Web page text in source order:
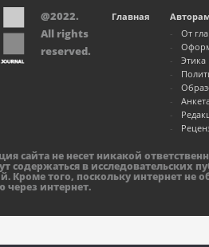
Главная
От
@2022.
All rights
reserved.
сайта не несет никакой
содержаться в исследовательских
Кроме того, поскольку интернет
через интернет.